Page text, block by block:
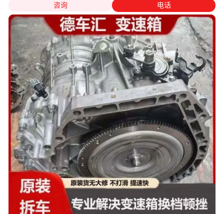
咨询
电话